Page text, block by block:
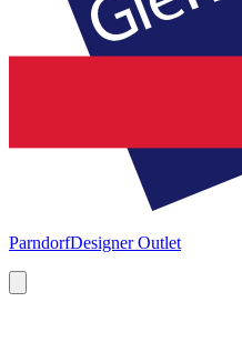
ParndorfDesigner Outlet